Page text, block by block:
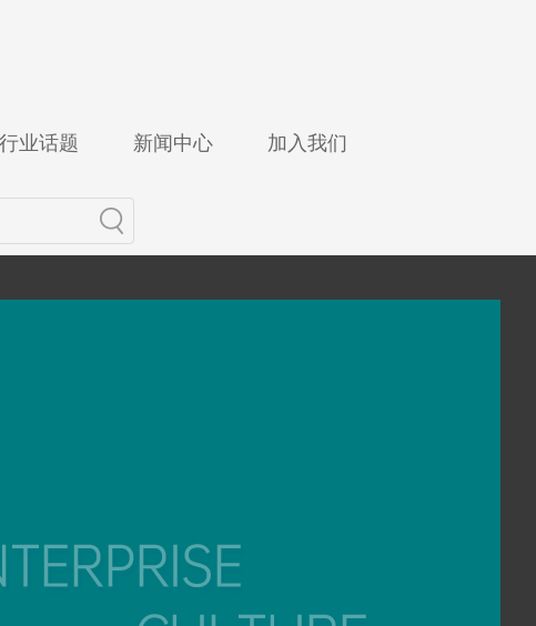
行业话题 新闻中心 加入我们